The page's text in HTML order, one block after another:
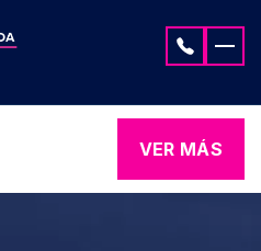
VER MÁS